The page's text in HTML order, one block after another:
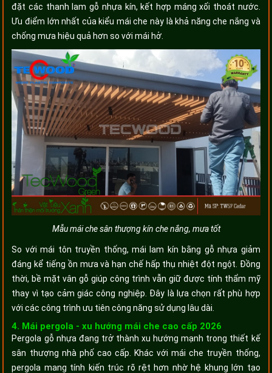
đặt các thanh lam gỗ nhựa kín, kết hợp máng xối thoát nước.
Ưu điểm lớn nhất của kiểu mái che này là khả năng che nắng và
chống mưa hiệu quả hơn so với mái hở.
Mẫu mái che sân thượng kín che nắng, mưa tốt
So với mái tôn truyền thống, mái lam kín bằng gỗ nhựa giảm
đáng kể tiếng ồn mưa và hạn chế hấp thụ nhiệt đột ngột. Đồng
thời, bề mặt vân gỗ giúp công trình vẫn giữ được tính thẩm mỹ
thay vì tạo cảm giác công nghiệp. Đây là lựa chọn rất phù hợp
với các công trình ưu tiên công năng sử dụng lâu dài.
4. Mái pergola - xu hướng mái che cao cấp 2026
Pergola gỗ nhựa đang trở thành xu hướng mạnh trong thiết kế
sân thượng nhà phố cao cấp. Khác với mái che truyền thống,
pergola mang tính kiến trúc rõ rệt hơn nhờ hệ khung lớn tạo